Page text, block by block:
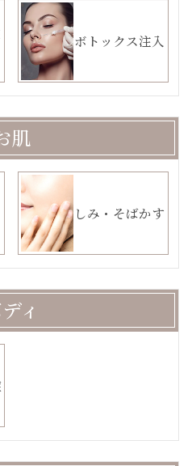
ボトックス注入
肌
しみ・そばかす
ィ